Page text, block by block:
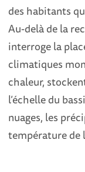
des habitants
Au-delà de la
interroge la
climatiques
chaleur,
l’échelle du
nuages, les
température de